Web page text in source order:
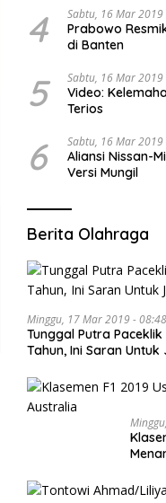
4 Sabtu, 16 Mar 2019
Prabowo
di Banten
5 Sabtu, 16 Mar 2019
Video:
Terios
6 Sabtu, 16 Mar 2019
Aliansi Nissan-
Versi Mungil
Berita Olahraga
Minggu, 17 Mar 2019 -
Tunggal Putra
Tahun, Ini Saran